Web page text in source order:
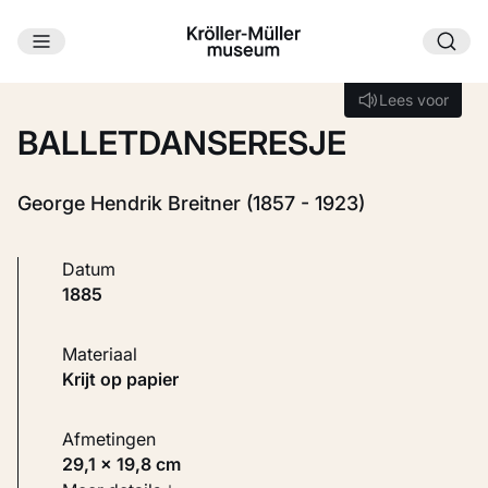
Ga naar hoofdinhoud
Lees voor
Lees voor
BALLETDANSERESJE
George Hendrik Breitner (1857 - 1923)
Datum
1885
Materiaal
Krijt op papier
Afmetingen
29,1 × 19,8 cm